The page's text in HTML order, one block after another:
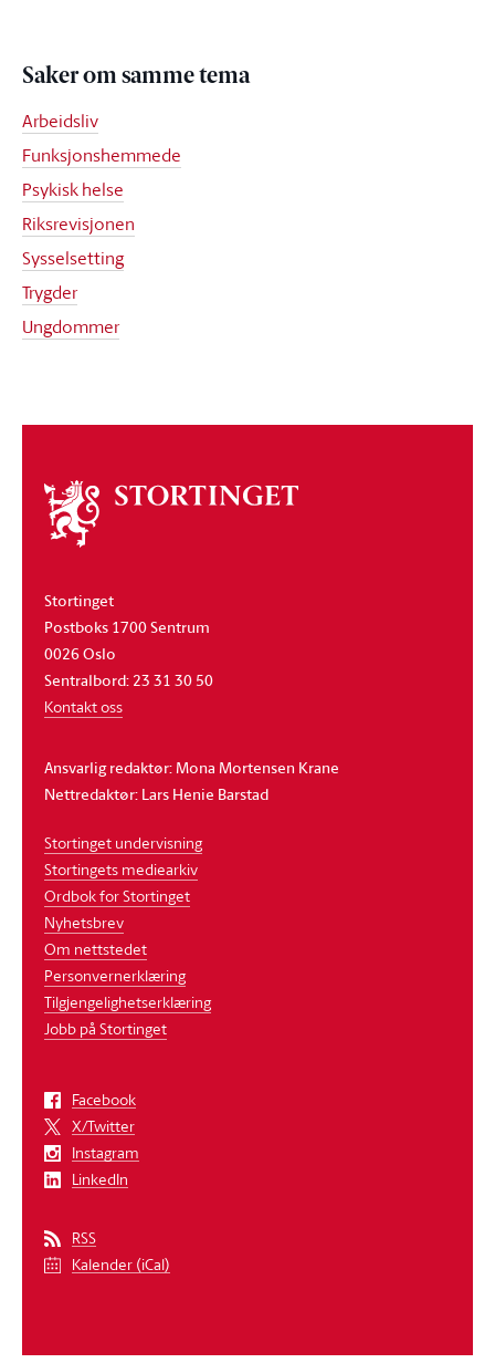
Saker om samme tema
Arbeidsliv
Funksjonshemmede
Psykisk helse
Riksrevisjonen
Sysselsetting
Trygder
Ungdommer
Om
stortinget
Stortinget
Postboks 1700 Sentrum
0026 Oslo
Sentralbord: 23 31 30 50
Kontakt oss
Ansvarlig redaktør: Mona Mortensen Krane
Nettredaktør: Lars Henie Barstad
Stortinget undervisning
Stortingets mediearkiv
Ordbok for Stortinget
Nyhetsbrev
Om nettstedet
Personvernerklæring
Tilgjengelighetserklæring
Jobb på Stortinget
Facebook
X/Twitter
Instagram
LinkedIn
RSS
Kalender (iCal)